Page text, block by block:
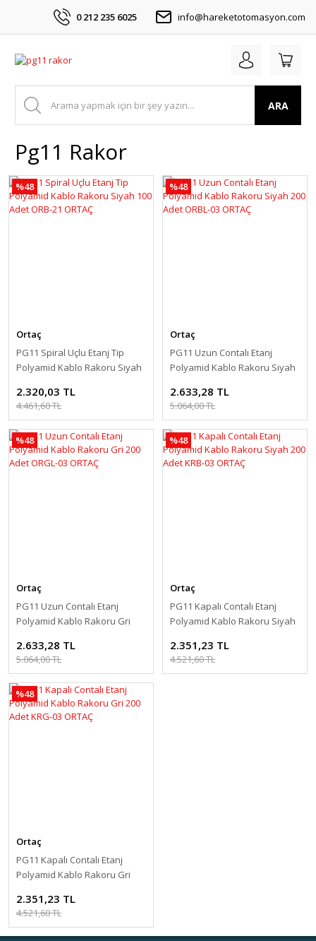
0 212 235 6025 info@hareketotomasyon.com
ARA
Pg11 Rakor
%48
Ortaç
PG11 Spiral Uçlu Etanj Tip
Polyamid Kablo Rakoru Siyah
2.320,03 TL
4.461,60 TL
%48
Ortaç
PG11 Uzun Contalı Etanj
Polyamid Kablo Rakoru Siyah
2.633,28 TL
5.064,00 TL
%48
Ortaç
PG11 Uzun Contalı Etanj
Polyamid Kablo Rakoru Gri
2.633,28 TL
5.064,00 TL
%48
Ortaç
PG11 Kapalı Contalı Etanj
Polyamid Kablo Rakoru Siyah
2.351,23 TL
4.521,60 TL
%48
Ortaç
PG11 Kapalı Contalı Etanj
Polyamid Kablo Rakoru Gri
2.351,23 TL
4.521,60 TL